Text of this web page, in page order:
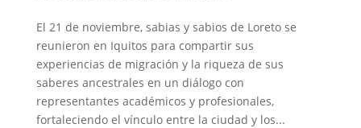
El 21 de noviembre, sabias y sabios de Loreto se
reunieron en Iquitos para compartir sus
experiencias de migración y la riqueza de sus
saberes ancestrales en un diálogo con
representantes académicos y profesionales,
fortaleciendo el vínculo entre la ciudad y los...